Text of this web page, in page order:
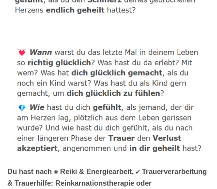
Du hast nach ✺ Reiki & Energiearbeit, ✔️ Trauerverarbeitung
& Trauerhilfe: Reinkarnationstherapie oder